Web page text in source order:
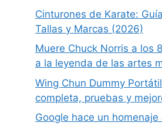
Cinturones de Karate:
Tallas y Marcas (2026)
Muere Chuck Norris a los
a la leyenda de las artes
Wing Chun Dummy
completa, pruebas y
Google hace un homenaje